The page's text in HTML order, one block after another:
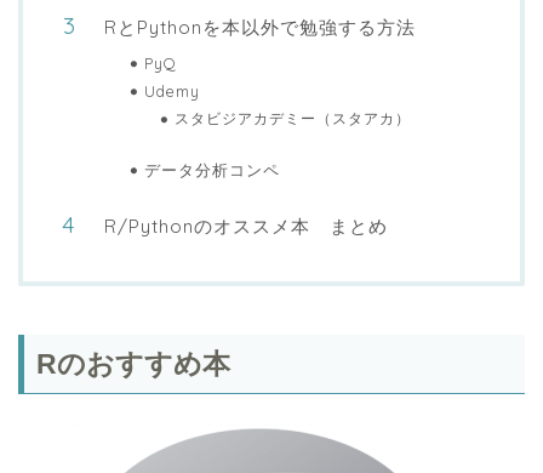
RとPythonを本以外で勉強する方法
PyQ
Udemy
スタビジアカデミー（スタアカ）
データ分析コンペ
R/Pythonのオススメ本 まとめ
Rのおすすめ本